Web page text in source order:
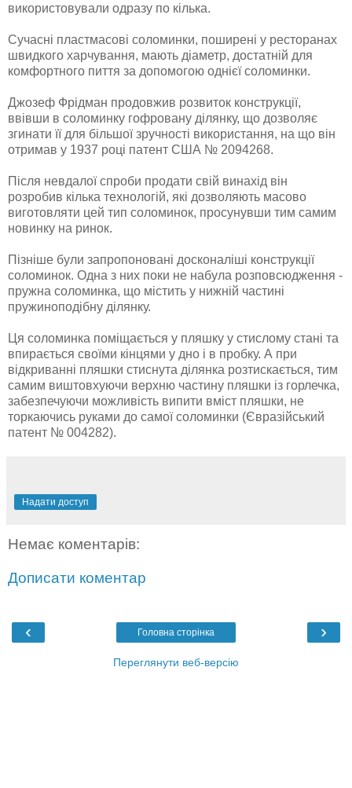
використовували одразу по кілька.
Сучасні пластмасові соломинки, поширені у ресторанах
швидкого харчування, мають діаметр, достатній для
комфортного пиття за допомогою однієї соломинки.
Джозеф Фрідман продовжив розвиток конструкції,
ввівши в соломинку гофровану ділянку, що дозволяє
згинати її для більшої зручності використання, на що він
отримав у 1937 році патент США № 2094268.
Після невдалої спроби продати свій винахід він
розробив кілька технологій, які дозволяють масово
виготовляти цей тип соломинок, просунувши тим самим
новинку на ринок.
Пізніше були запропоновані досконаліші конструкції
соломинок. Одна з них поки не набула розповсюдження -
пружна соломинка, що містить у нижній частині
пружиноподібну ділянку.
Ця соломинка поміщається у пляшку у стислому стані та
впирається своїми кінцями у дно і в пробку. А при
відкриванні пляшки стиснута ділянка розтискається, тим
самим виштовхуючи верхню частину пляшки із горлечка,
забезпечуючи можливість випити вміст пляшки, не
торкаючись руками до самої соломинки (Євразійський
патент № 004282).
Надати доступ
Немає коментарів:
Дописати коментар
‹ ›
Головна сторінка
Переглянути веб-версію